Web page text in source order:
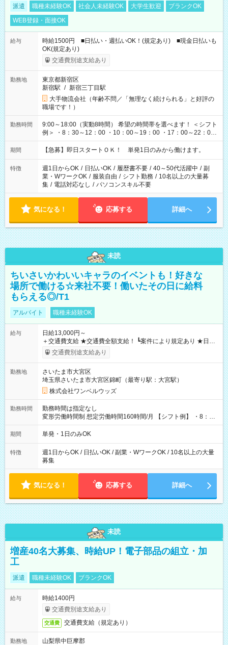
派遣 職種未経験OK 社会人未経験OK 大学生歓迎
ブランクOK
WEB登録・面接OK
給与
時給1500円 ■日払い・週払いOK！(規定あり) ■現金日払いも
OK(規定あり)
交通費別途支給あり
勤務地
東京都新宿区
新宿駅 / 新宿三丁目駅
大手物流会社（年齢不問／「無理なく続けられる」と好評の
職場です！）
勤務時間
9:00～18:00（実動8時間） 希望の時間帯を選べます！ ＜シフト
例＞ ・8：30～12：00 ・10：00～19：00 ・17：00～22：00
・13：00～22：00 ・22：00～翌6：00 など
期間 【急募】即日スタートＯＫ！ 単発1日のみから働けます。
特徴 週1日からOK / 日払いOK / 履歴書不要 / 40～50代活躍中 / 副
業・WワークOK / 服装自由 / シフト勤務 / 10名以上の大量募
集 / 電話対応なし / パソコンスキル不要
気になる！ 応募する 詳細へ
未読
ちいさいかわいいキャラのイベントも！好きな
場所で働ける☆来社不要！働いたその日に給料
もらえる◎/T1
アルバイト 職種未経験OK
給与
日給13,000円～
＋交通費支給 ★交通費全額支給！ ┗案件により規定あり ★日払
いOK！（規定あり） ┗働いたその日に現金GET♪ お仕事後はコ
ンビニATMから 日払い分を引き落とせます！ 【試用期間】試
交通費別途支給あり
勤務地
さいたま市大宮区
埼玉県さいたま市大宮区錦町（最寄り駅：大宮駅）
株式会社ワンベルウッズ
勤務時間
勤務時間は指定なし
変形労働時間制 想定労働時間160時間/月 【シフト例】 ・8：00
～21：00
期間 単発・1日のみOK
特徴
週1日からOK / 日払いOK / 副業・WワークOK / 10名以上の大量
募集
気になる！ 応募する 詳細へ
未読
増産40名大募集、時給UP！電子部品の組立・加
工
派遣 職種未経験OK ブランクOK
給与
時給1400円
交通費別途支給あり
交通費 交通費支給（規定あり）
勤務地
山梨県中巨摩郡